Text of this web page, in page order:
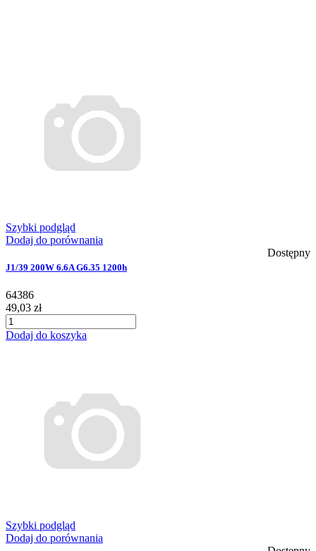
Szybki podgląd
Dodaj do porównania
Dostępny
J1/39 200W 6.6A G6.35 1200h
64386
49,03 zł
Dodaj do koszyka
Szybki podgląd
Dodaj do porównania